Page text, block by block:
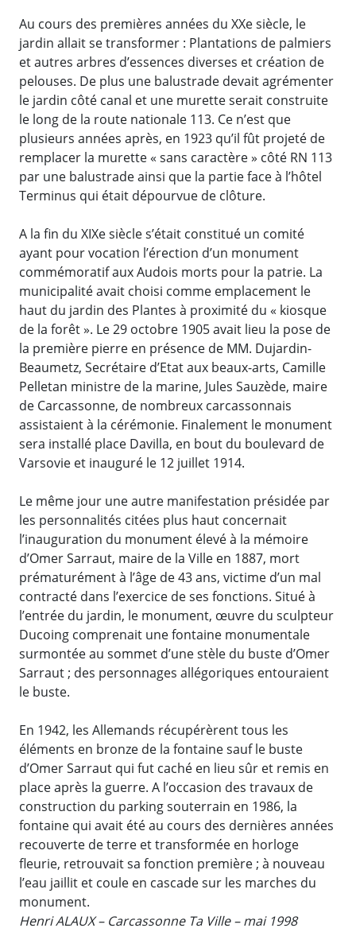
Au cours des premières années du XXe siècle, le
jardin allait se transformer : Plantations de palmiers
et autres arbres d’essences diverses et création de
pelouses. De plus une balustrade devait agrémenter
le jardin côté canal et une murette serait construite
le long de la route nationale 113. Ce n’est que
plusieurs années après, en 1923 qu’il fût projeté de
remplacer la murette « sans caractère » côté RN 113
par une balustrade ainsi que la partie face à l’hôtel
Terminus qui était dépourvue de clôture.
A la fin du XIXe siècle s’était constitué un comité
ayant pour vocation l’érection d’un monument
commémoratif aux Audois morts pour la patrie. La
municipalité avait choisi comme emplacement le
haut du jardin des Plantes à proximité du « kiosque
de la forêt ». Le 29 octobre 1905 avait lieu la pose de
la première pierre en présence de MM. Dujardin-
Beaumetz, Secrétaire d’Etat aux beaux-arts, Camille
Pelletan ministre de la marine, Jules Sauzède, maire
de Carcassonne, de nombreux carcassonnais
assistaient à la cérémonie. Finalement le monument
sera installé place Davilla, en bout du boulevard de
Varsovie et inauguré le 12 juillet 1914.
Le même jour une autre manifestation présidée par
les personnalités citées plus haut concernait
l’inauguration du monument élevé à la mémoire
d’Omer Sarraut, maire de la Ville en 1887, mort
prématurément à l’âge de 43 ans, victime d’un mal
contracté dans l’exercice de ses fonctions. Situé à
l’entrée du jardin, le monument, œuvre du sculpteur
Ducoing comprenait une fontaine monumentale
surmontée au sommet d’une stèle du buste d’Omer
Sarraut ; des personnages allégoriques entouraient
le buste.
En 1942, les Allemands récupérèrent tous les
éléments en bronze de la fontaine sauf le buste
d’Omer Sarraut qui fut caché en lieu sûr et remis en
place après la guerre. A l’occasion des travaux de
construction du parking souterrain en 1986, la
fontaine qui avait été au cours des dernières années
recouverte de terre et transformée en horloge
fleurie, retrouvait sa fonction première ; à nouveau
l’eau jaillit et coule en cascade sur les marches du
monument.
Henri ALAUX – Carcassonne Ta Ville – mai 1998